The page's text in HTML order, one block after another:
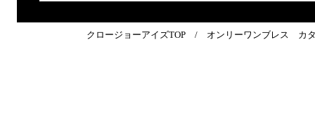
クロージョーアイズTOP / オンリーワンブレス カ